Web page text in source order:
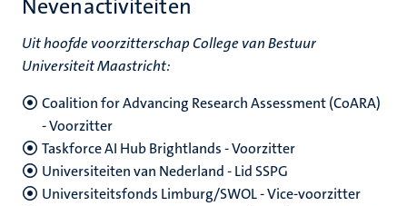
Nevenactiviteiten
Uit hoofde voorzitterschap College van Bestuur
Universiteit Maastricht:
Coalition for Advancing Research Assessment (CoARA)
- Voorzitter
Taskforce AI Hub Brightlands - Voorzitter
Universiteiten van Nederland - Lid SSPG
Universiteitsfonds Limburg/SWOL - Vice-voorzitter